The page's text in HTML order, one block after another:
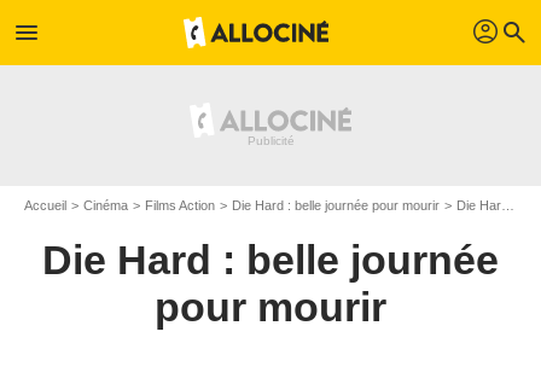
menu profil search
Accueil Cinéma Films Action Die Hard : belle journée pour mourir Die Hard : belle journée pour mourir en Blu Ray
Die Hard : belle journée
pour mourir